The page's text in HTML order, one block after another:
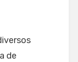
de